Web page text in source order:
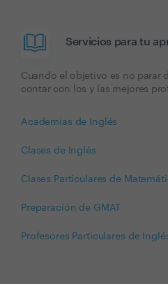
Servicios para tu
Cuando el objetivo es no parar
contar con los y las mejores
Academias de Inglés
Clases de Inglés
Clases Particulares de
Preparación de GMAT
Profesores Particulares de